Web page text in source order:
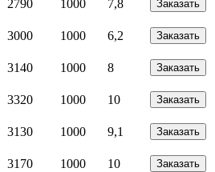
2790 1000 7,8 Заказать
3000 1000 6,2 Заказать
3140 1000 8 Заказать
3320 1000 10 Заказать
3130 1000 9,1 Заказать
3170 1000 10 Заказать